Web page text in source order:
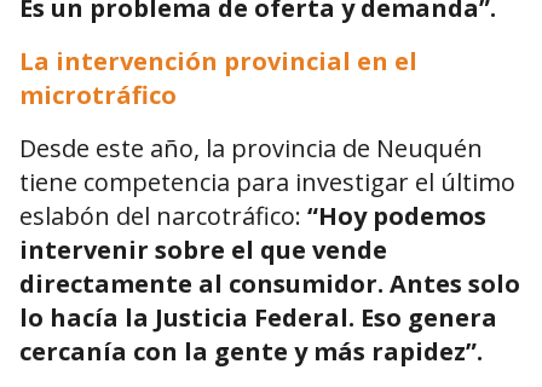
Es un problema de oferta y demanda”.
La intervención provincial en el
microtráfico
Desde este año, la provincia de Neuquén
tiene competencia para investigar el último
eslabón del narcotráfico: “Hoy podemos
intervenir sobre el que vende
directamente al consumidor. Antes solo
lo hacía la Justicia Federal. Eso genera
cercanía con la gente y más rapidez”.